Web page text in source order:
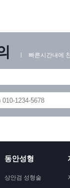
ㅣ 빠른시간내에
동안성형
상안검 성형술